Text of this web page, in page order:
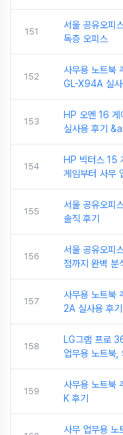
151
서울 공유오피
독층 오피스
152
사무용 노트북
GL-X94A 실사
153
HP 오멘 16
실사용 후기
154
HP 빅터스 15
게임부터 사무
155
서울 공유오피
솔직 후기
156
서울 공유오피
점까지 완벽 분
157
사무용 노트북
2A 실사용 후
158
LG그램 프로
업무용 노트북,
159
사무용 노트
K 후기
사무 업무용